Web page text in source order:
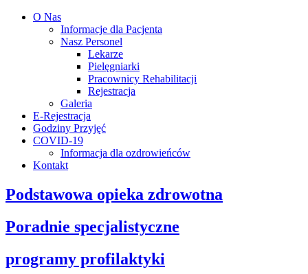
O Nas
Informacje dla Pacjenta
Nasz Personel
Lekarze
Pielęgniarki
Pracownicy Rehabilitacji
Rejestracja
Galeria
E-Rejestracja
Godziny Przyjęć
COVID-19
Informacja dla ozdrowieńców
Kontakt
Podstawowa opieka zdrowotna
Poradnie specjalistyczne
programy profilaktyki